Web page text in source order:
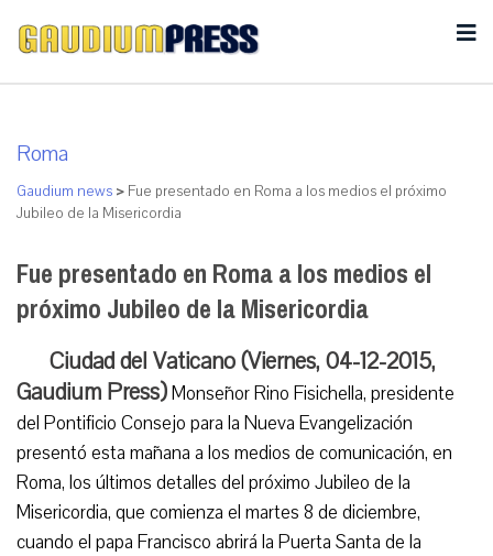
Roma
Gaudium news > Fue presentado en Roma a los medios el próximo
Jubileo de la Misericordia
Fue presentado en Roma a los medios el
próximo Jubileo de la Misericordia
Ciudad del Vaticano (Viernes, 04-12-2015,
Gaudium Press)Monseñor Rino Fisichella, presidente
del Pontificio Consejo para la Nueva Evangelización
presentó esta mañana a los medios de comunicación, en
Roma, los últimos detalles del próximo Jubileo de la
Misericordia, que comienza el martes 8 de diciembre,
cuando el papa Francisco abrirá la Puerta Santa de la